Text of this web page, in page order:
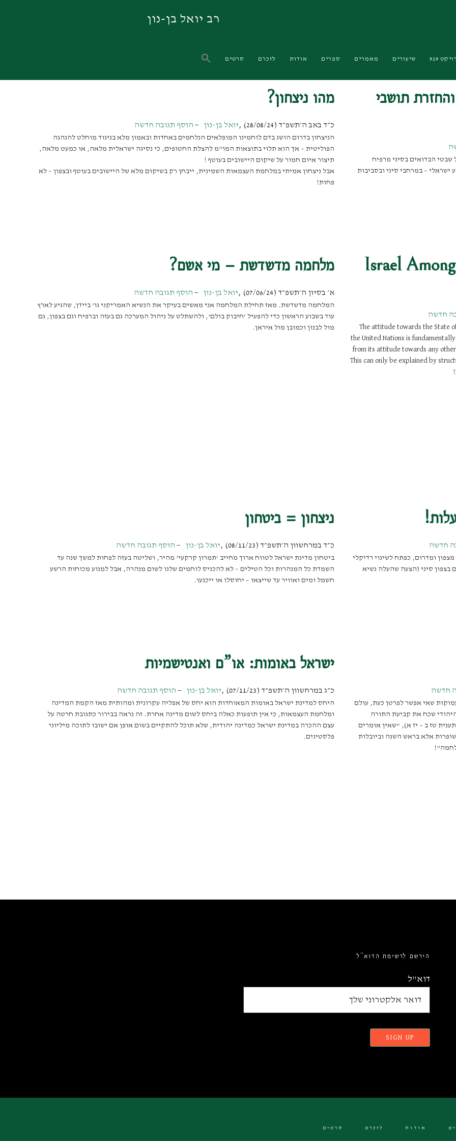
רב יואל בן-נון
929 שיעורים מאמרים ספרים אודות לזכרם סרטים
מהו ניצחון?
כ״ד באב ה׳תשפ״ד (28/08/24) ,יואל בן-נון הוסף תגובה חדשה
הניצחון בדרום הושג בדם לוחמינו המופלאים הנלחמים באחדות ובאמון מלא בניגוד מוחלט להנהגה
הפוליטית – אך הוא תלוי בתוצאות המו”מ להצלת החטופים, כי נסיגה ישראלית מלאה, או כמעט מלאה,
תיצור איום חמור על שיקום היישובים בעוטף !
אבל ניצחון אמיתי במלחמת העצמאות השמינית, ייבחן רק בשיקום מלא של היישובים בעוטף ובצפון – לא
פחות!
תושבי
הבדואים בסיני מרפיח
– במרחבי סיני ובסביבות
מלחמה מדשדשת – מי אשם?
א׳ בסיון ה׳תשפ״ד (07/06/24) ,יואל בן-נון הוסף תגובה חדשה
המלחמה מדשדשת. מאז תחילת המלחמה אני מאשים בעיקר את הנשיא האמריקני גו’ ביידן, שהגיע לארץ
עוד בשבוע הראשון כדי להפעיל ‘חיבוק בולם’, ולהשתלט על ניהול המערכה גם בעזה וברפיח וגם בצפון, גם
מול לבנון וכמובן מול איראן.
Israel
חדשה
The attitude towards the State
the United Nations is
from its attitude towards any
This can only be explained by
ניצחון = ביטחון
כ״ד במרחשוון ה׳תשפ״ד (08/11/23) ,יואל בן-נון הוסף תגובה חדשה
ביטחון מדינת ישראל לטווח ארוך מחייב ‘תמרון קרקעי’ מהיר, ושליטה בעזה לפחות למשך שנה עד
השמדת כל המנהרות וכל הטילים – לא להכניס לוחמים שלנו לשום מנהרה, אבל למנוע מכוחות הרשע
חשמל ומים ואוויר עד שייצאו – יחוסלו או ייכנעו.
חדשה
ומדרום, כפתח לשינוי רדיקלי
בצפון סיני (הצעה שהעלה נשיא
ישראל באומות: או”ם ואנטישמיות
כ״ג במרחשוון ה׳תשפ״ד (07/11/23) ,יואל בן-נון הוסף תגובה חדשה
היחס למדינת ישראל באומות המאוחדות הוא יחס של אפליה עקרונית ומהותית מאז הקמת המדינה
ומלחמת העצמאות, כי אין תופעות כאלה ביחס לשום מדינה אחרת. זה נראה בבירור כתגובת חרטה על
עצם ההכרה במדינת ישראל כמדינה יהודית, שלא תוכל להתקיים בשום אופן אם ישובו לתוכה מיליוני
פלסטינים.
חדשה
שאי אפשר לפרטן כעת, עולם
שכח את קביעת התורה
טז ב – יז א), “שאין אומרים
אלא בראש השנה וביובלות
הירשם לרשימת הדוא”ל
דוא"ל
אודות לזכרם סרטים